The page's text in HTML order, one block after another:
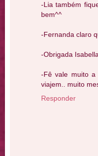
-Lia também
bem^^
-Fernanda claro
-Obrigada
-Fê vale muito a
viajem.. muito
Responder